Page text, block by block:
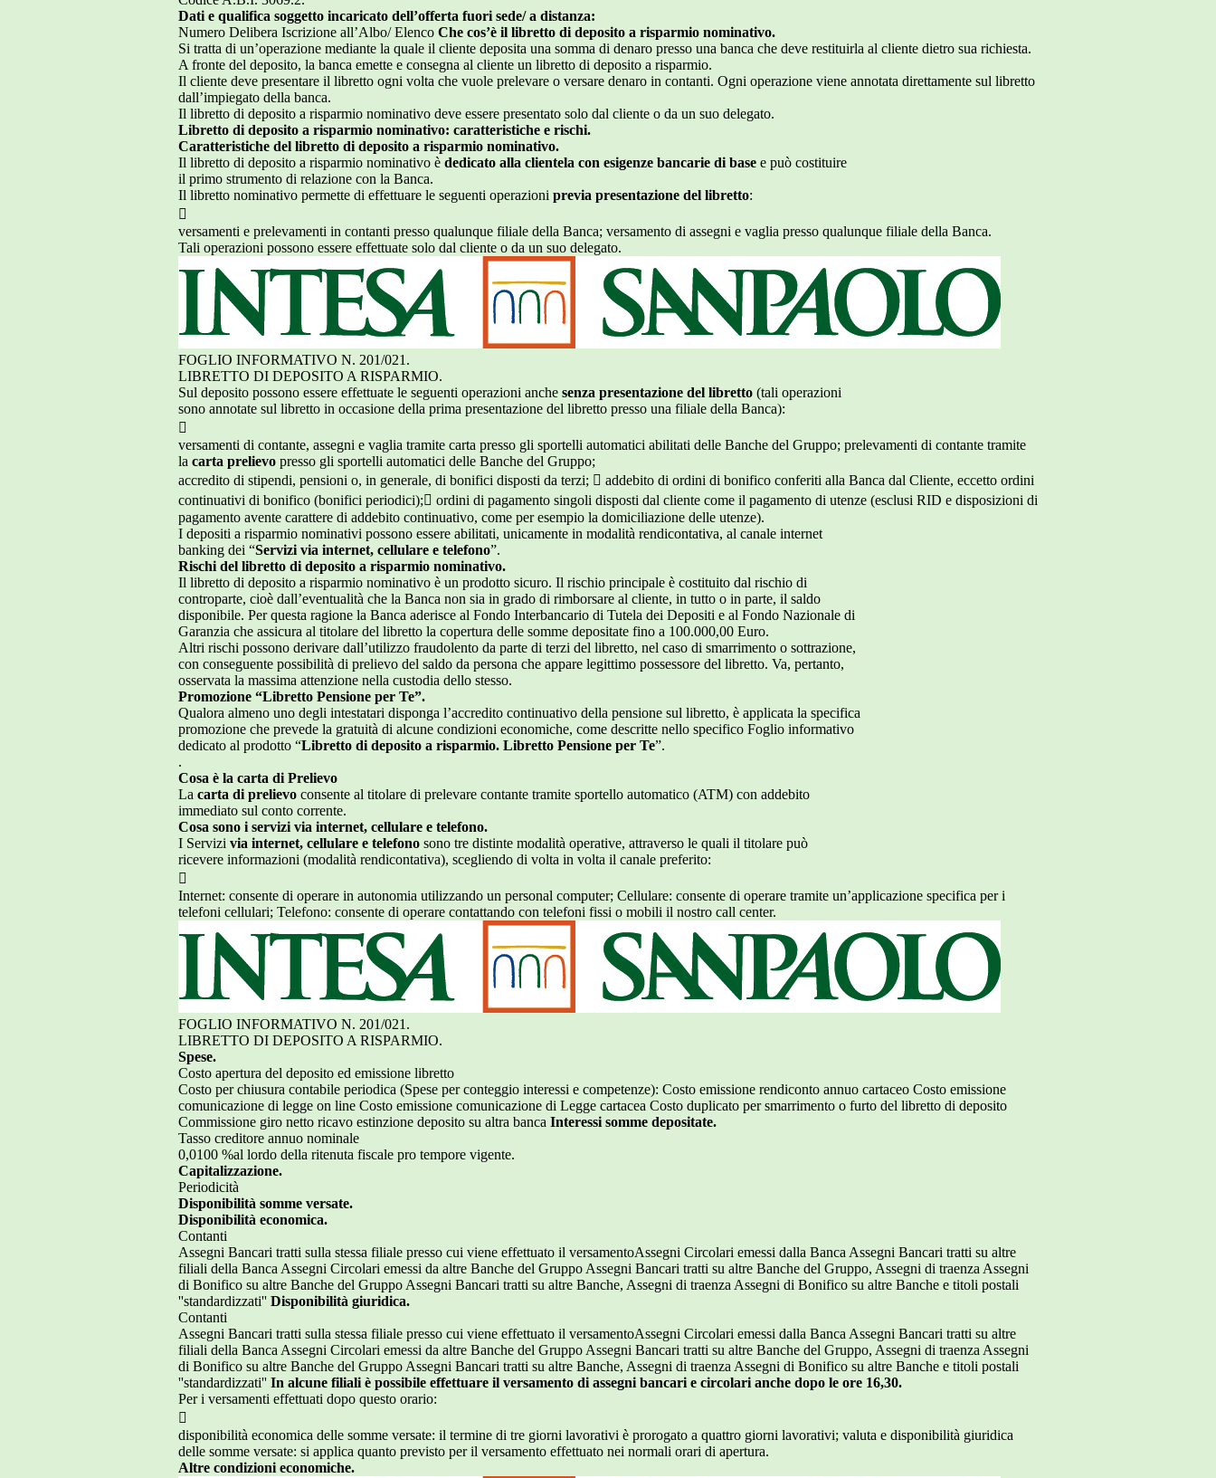
Dati e qualifica soggetto incaricato dell’offerta fuori sede/ a distanza:
Numero Delibera Iscrizione all’Albo/ Elenco Che cos’è il libretto di deposito a risparmio nominativo.
Si tratta di un’operazione mediante la quale il cliente deposita una somma di denaro presso una banca che deve restituirla al cliente dietro sua richiesta.
A fronte del deposito, la banca emette e consegna al cliente un libretto di deposito a risparmio.
Il cliente deve presentare il libretto ogni volta che vuole prelevare o versare denaro in contanti. Ogni operazione viene annotata direttamente sul libretto
dall’impiegato della banca.
Il libretto di deposito a risparmio nominativo deve essere presentato solo dal cliente o da un suo delegato.
Libretto di deposito a risparmio nominativo: caratteristiche e rischi.
Caratteristiche del libretto di deposito a risparmio nominativo.
Il libretto di deposito a risparmio nominativo è dedicato alla clientela con esigenze bancarie di base e può costituire
il primo strumento di relazione con la Banca.
Il libretto nominativo permette di effettuare le seguenti operazioni previa presentazione del libretto:

versamenti e prelevamenti in contanti presso qualunque filiale della Banca; versamento di assegni e vaglia presso qualunque filiale della Banca.
Tali operazioni possono essere effettuate solo dal cliente o da un suo delegato.
FOGLIO INFORMATIVO N. 201/021.
LIBRETTO DI DEPOSITO A RISPARMIO.
Sul deposito possono essere effettuate le seguenti operazioni anche senza presentazione del libretto (tali operazioni
sono annotate sul libretto in occasione della prima presentazione del libretto presso una filiale della Banca):

versamenti di contante, assegni e vaglia tramite carta presso gli sportelli automatici abilitati delle Banche del Gruppo; prelevamenti di contante tramite
la carta prelievo presso gli sportelli automatici delle Banche del Gruppo;
accredito di stipendi, pensioni o, in generale, di bonifici disposti da terzi;  addebito di ordini di bonifico conferiti alla Banca dal Cliente, eccetto ordini
continuativi di bonifico (bonifici periodici); ordini di pagamento singoli disposti dal cliente come il pagamento di utenze (esclusi RID e disposizioni di
pagamento avente carattere di addebito continuativo, come per esempio la domiciliazione delle utenze).
I depositi a risparmio nominativi possono essere abilitati, unicamente in modalità rendicontativa, al canale internet
banking dei “Servizi via internet, cellulare e telefono”.
Rischi del libretto di deposito a risparmio nominativo.
Il libretto di deposito a risparmio nominativo è un prodotto sicuro. Il rischio principale è costituito dal rischio di
controparte, cioè dall’eventualità che la Banca non sia in grado di rimborsare al cliente, in tutto o in parte, il saldo
disponibile. Per questa ragione la Banca aderisce al Fondo Interbancario di Tutela dei Depositi e al Fondo Nazionale di
Garanzia che assicura al titolare del libretto la copertura delle somme depositate fino a 100.000,00 Euro.
Altri rischi possono derivare dall’utilizzo fraudolento da parte di terzi del libretto, nel caso di smarrimento o sottrazione,
con conseguente possibilità di prelievo del saldo da persona che appare legittimo possessore del libretto. Va, pertanto,
osservata la massima attenzione nella custodia dello stesso.
Promozione “Libretto Pensione per Te”.
Qualora almeno uno degli intestatari disponga l’accredito continuativo della pensione sul libretto, è applicata la specifica
promozione che prevede la gratuità di alcune condizioni economiche, come descritte nello specifico Foglio informativo
dedicato al prodotto “Libretto di deposito a risparmio. Libretto Pensione per Te”.
.
Cosa è la carta di Prelievo
La carta di prelievo consente al titolare di prelevare contante tramite sportello automatico (ATM) con addebito
immediato sul conto corrente.
Cosa sono i servizi via internet, cellulare e telefono.
I Servizi via internet, cellulare e telefono sono tre distinte modalità operative, attraverso le quali il titolare può
ricevere informazioni (modalità rendicontativa), scegliendo di volta in volta il canale preferito:

Internet: consente di operare in autonomia utilizzando un personal computer; Cellulare: consente di operare tramite un’applicazione specifica per i
telefoni cellulari; Telefono: consente di operare contattando con telefoni fissi o mobili il nostro call center.
FOGLIO INFORMATIVO N. 201/021.
LIBRETTO DI DEPOSITO A RISPARMIO.
Spese.
Costo apertura del deposito ed emissione libretto
Costo per chiusura contabile periodica (Spese per conteggio interessi e competenze): Costo emissione rendiconto annuo cartaceo Costo emissione
comunicazione di legge on line Costo emissione comunicazione di Legge cartacea Costo duplicato per smarrimento o furto del libretto di deposito
Commissione giro netto ricavo estinzione deposito su altra banca Interessi somme depositate.
Tasso creditore annuo nominale
0,0100 %al lordo della ritenuta fiscale pro tempore vigente.
Capitalizzazione.
Periodicità
Disponibilità somme versate.
Disponibilità economica.
Contanti
Assegni Bancari tratti sulla stessa filiale presso cui viene effettuato il versamentoAssegni Circolari emessi dalla Banca Assegni Bancari tratti su altre
filiali della Banca Assegni Circolari emessi da altre Banche del Gruppo Assegni Bancari tratti su altre Banche del Gruppo, Assegni di traenza Assegni
di Bonifico su altre Banche del Gruppo Assegni Bancari tratti su altre Banche, Assegni di traenza Assegni di Bonifico su altre Banche e titoli postali
''standardizzati'' Disponibilità giuridica.
Contanti
Assegni Bancari tratti sulla stessa filiale presso cui viene effettuato il versamentoAssegni Circolari emessi dalla Banca Assegni Bancari tratti su altre
filiali della Banca Assegni Circolari emessi da altre Banche del Gruppo Assegni Bancari tratti su altre Banche del Gruppo, Assegni di traenza Assegni
di Bonifico su altre Banche del Gruppo Assegni Bancari tratti su altre Banche, Assegni di traenza Assegni di Bonifico su altre Banche e titoli postali
''standardizzati'' In alcune filiali è possibile effettuare il versamento di assegni bancari e circolari anche dopo le ore 16,30.
Per i versamenti effettuati dopo questo orario:

disponibilità economica delle somme versate: il termine di tre giorni lavorativi è prorogato a quattro giorni lavorativi; valuta e disponibilità giuridica
delle somme versate: si applica quanto previsto per il versamento effettuato nei normali orari di apertura.
Altre condizioni economiche.